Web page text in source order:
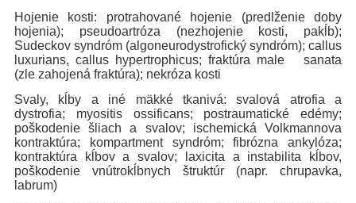
Hojenie kosti: protrahované hojenie (predlženie doby
hojenia); pseudoartróza (nezhojenie kosti, pakĺb);
Sudeckov syndróm (algoneurodystrofický syndróm); callus
luxurians, callus hypertrophicus; fraktúra male sanata
(zle zahojená fraktúra); nekróza kosti
Svaly, kĺby a iné mäkké tkanivá: svalová atrofia a
dystrofia; myositis ossificans; postraumatické edémy;
poškodenie šliach a svalov; ischemická Volkmannova
kontraktúra; kompartment syndróm; fibrózna ankylóza;
kontraktúra kĺbov a svalov; laxicita a instabilita kĺbov,
poškodenie vnútrokĺbnych štruktúr (napr. chrupavka,
labrum)